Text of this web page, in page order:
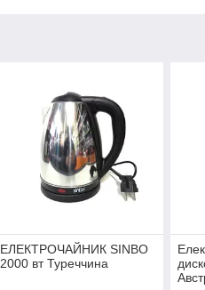
ЕЛЕКТРОЧАЙНИК SINBO
2000 вт Туреччина